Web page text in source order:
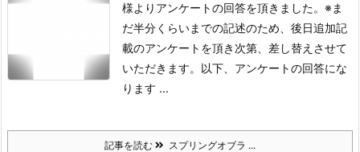
様よりアンケートの回答を頂きました。 ※ま
だ半分くらいまでの記述のため、後日追加記
載のアンケートを頂き次第、差し替えさせて
いただきます。 以下、アンケートの回答にな
ります ...
記事を読む スプリングオブラ ...